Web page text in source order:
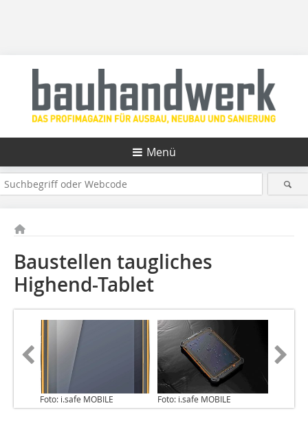
Menü
Baustellen taugliches
Highend-Tablet
Foto: i.safe MOBILE Foto: i.safe MOBILE